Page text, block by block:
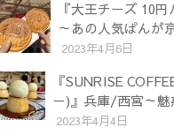
『大王チーズ 10
～あの人気ぱんが
2023年4月6日
『SUNRISE
ー)』兵庫/西宮～魅
2023年4月4日